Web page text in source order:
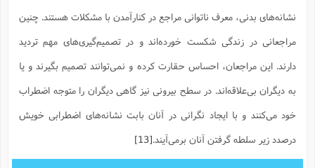
نشانه‌های بدنی، معرف ناتوانی مراجع در کنارآمدن با مشکلات هستند. چنین
مراجعانی در زندگی شکست خورده‌اند و در تصمیم‌گیری‌های مهم تردید
دارند. این مراجعان، احساس حقارت کرده و نمی‌توانند تصمیم بگیرند و یا
به دیگران بی‌علاقه‌اند. در سطح بیرونی نیز گاهی دیگران را متوجه اضطراب
خود می‌کنند و با ایجاد نگرانی در آنان بابت نشانه‌های اضطرابی خویش
درصدد زیر سلطه گرفتن آنان برمی‌آیند.[13]